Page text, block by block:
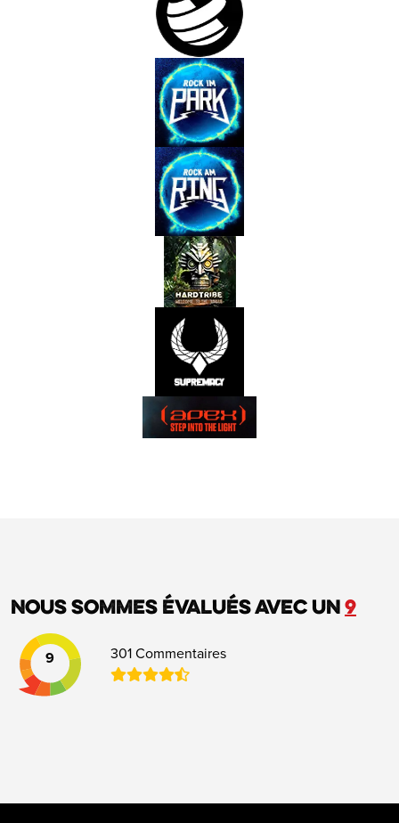
Nous sommes évalués avec un 9
9 301 Commentaires